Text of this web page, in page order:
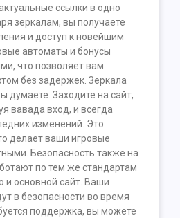
ссылки в одно
зеркалам, вы получаете
и доступ к новейшим
автоматы и бонусы
что позволяет вам
без задержек. Зеркала
думаете. Заходите на сайт,
вавада вход, и всегда
изменений. Это
делает ваши игровые
Безопасность также на
по тем же стандартам
и основной сайт. Ваши
в безопасности во время
поддержка, вы можете